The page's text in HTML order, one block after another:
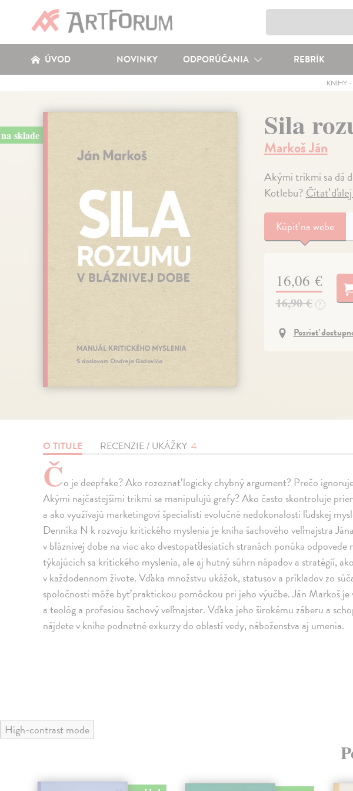
ÚVOD NOVINKY ODPORÚČANIA REBRÍK
KNIHY-
na sklade Sila
Markoš Ján
Akými trikmi sa dá
Kotlebu?Čítať
Kúpiťna webe
16,06 €
16,90 € ?
Pozrieť
O TITULE RECENZIE / UKÁŽKY 4
Čo je deepfake? Ako rozoznať logicky chybný argument? Prečo
Akými najčastejšími trikmi sa manipulujú grafy? Ako často skontroluje
a ako využívajú marketingoví špecialisti evolučné nedokonalosti ľudskej
Denníka N k rozvoju kritického myslenia je kniha šachového veľmajstra
v bláznivej dobe na viac ako dvestopäťdesiatich stranách ponúka odpovede
týkajúcich sa kritického myslenia, ale aj hutný súhrn nápadov a stratégií,
v každodennom živote. Vďaka množstvu ukážok, statusov a príkladov zo
spoločnosti môže byť praktickou pomôckou pri jeho výučbe. Ján Markoš
a teológ a profesiou šachový veľmajster. Vďaka jeho širokému záberu a
nájdete v knihe podnetné exkurzy do oblastí vedy, náboženstva aj umenia.
High-contrast mode